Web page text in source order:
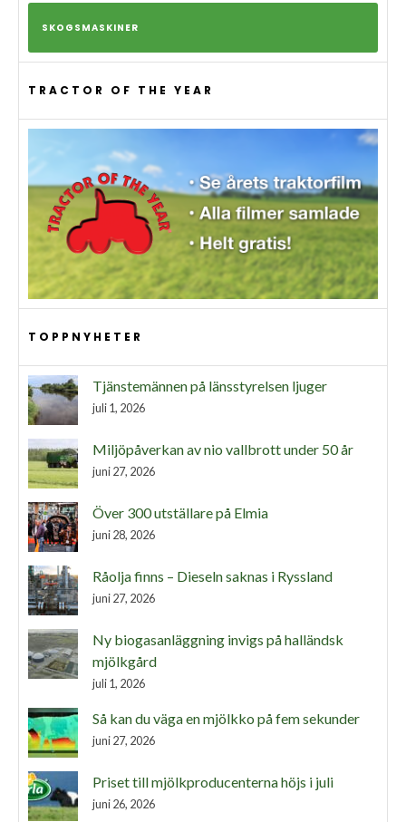
SKOGSMASKINER
TRACTOR OF THE YEAR
TOPPNYHETER
Tjänstemännen på länsstyrelsen ljuger
juli 1, 2026
Miljöpåverkan av nio vallbrott under 50 år
juni 27, 2026
Över 300 utställare på Elmia
juni 28, 2026
Råolja finns – Dieseln saknas i Ryssland
juni 27, 2026
Ny biogasanläggning invigs på halländsk
mjölkgård
juli 1, 2026
Så kan du väga en mjölkko på fem sekunder
juni 27, 2026
Priset till mjölkproducenterna höjs i juli
juni 26, 2026